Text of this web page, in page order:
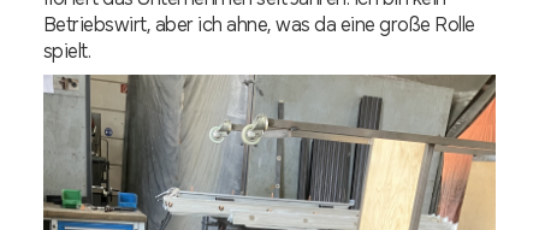
Betriebswirt, aber ich ahne, was da eine große Rolle
spielt.